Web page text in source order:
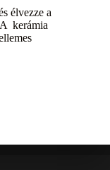
élvezze a
kerámia